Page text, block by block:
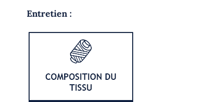
Entretien :